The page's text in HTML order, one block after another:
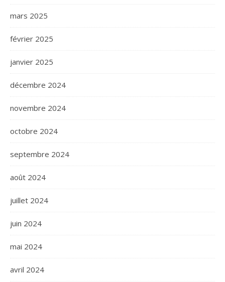
mars 2025
février 2025
janvier 2025
décembre 2024
novembre 2024
octobre 2024
septembre 2024
août 2024
juillet 2024
juin 2024
mai 2024
avril 2024